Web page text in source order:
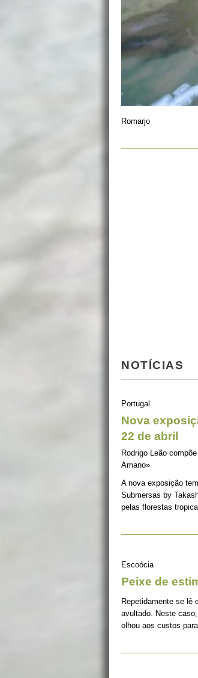
Romarjo
NOTÍCIAS
Portugal
Nova
22 de abril
Rodrigo Leão
Amano»
A nova exposição
Submersas by
pelas florestas
Escoócia
Peixe de
Repetidamente se lê
avultado. Neste
olhou aos custos